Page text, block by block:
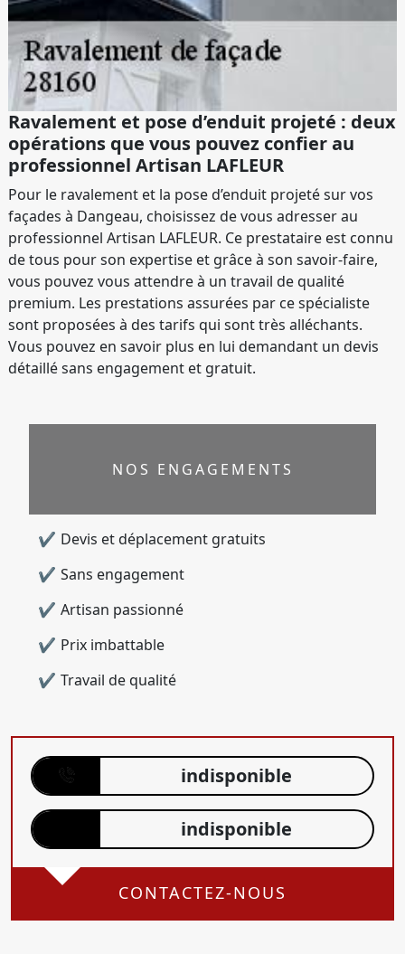
Ravalement et pose d’enduit projeté : deux
opérations que vous pouvez confier au
professionnel Artisan LAFLEUR
Pour le ravalement et la pose d’enduit projeté sur vos
façades à Dangeau, choisissez de vous adresser au
professionnel Artisan LAFLEUR. Ce prestataire est connu
de tous pour son expertise et grâce à son savoir-faire,
vous pouvez vous attendre à un travail de qualité
premium. Les prestations assurées par ce spécialiste
sont proposées à des tarifs qui sont très alléchants.
Vous pouvez en savoir plus en lui demandant un devis
détaillé sans engagement et gratuit.
NOS ENGAGEMENTS
Devis et déplacement gratuits
Sans engagement
Artisan passionné
Prix imbattable
Travail de qualité
indisponible
indisponible
CONTACTEZ-NOUS